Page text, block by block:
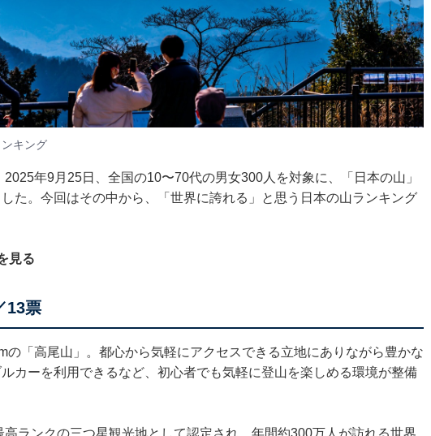
キング
年9月25日、全国の10〜70代の男女300人を対象に、「日本の山」
た。今回はその中から、「世界に誇れる」と思う日本の山ランキング
見る
13票
の「高尾山」。都心から気軽にアクセスできる立地にありながら豊かな
カーを利用できるなど、初心者でも気軽に登山を楽しめる環境が整備
ランクの三つ星観光地として認定され、年間約300万人が訪れる世界